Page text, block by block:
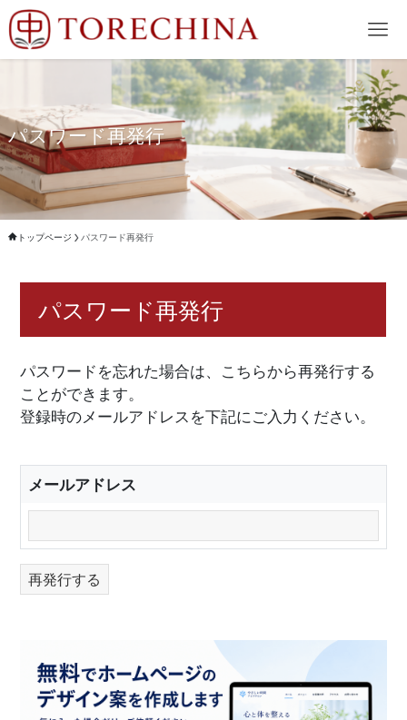
パスワード再発行
トップページ パスワード再発行
パスワード再発行
パスワードを忘れた場合は、こちらから再発行する
ことができます。
登録時のメールアドレスを下記にご入力ください。
メールアドレス